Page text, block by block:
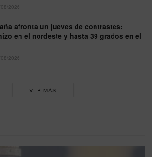
2026
afronta un jueves de contrastes:
en el nordeste y hasta 39 grados en el
2026
VER MÁS